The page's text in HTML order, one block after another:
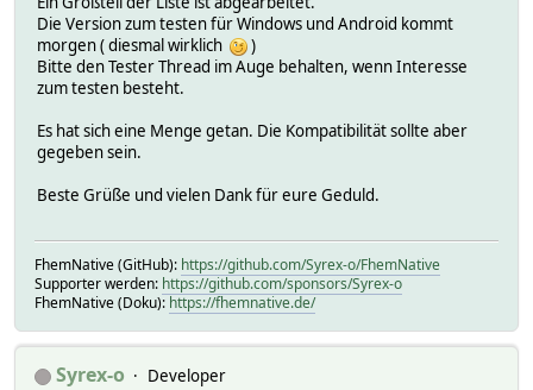
Die Version zum testen für Windows und Android kommt
morgen ( diesmal wirklich
)
Bitte den Tester Thread im Auge behalten, wenn Interesse
zum testen besteht.
Es hat sich eine Menge getan. Die Kompatibilität sollte aber
gegeben sein.
Beste Grüße und vielen Dank für eure Geduld.
FhemNative (GitHub): https://github.com/Syrex-o/FhemNative
Supporter werden: https://github.com/sponsors/Syrex-o
FhemNative (Doku): https://fhemnative.de/
Syrex-o
Developer